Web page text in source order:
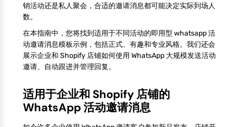
销活动还是私人聚会，合适的邀请消息都可能决定实际到场人
数。
在本指南中，您将找到适用于不同活动的即用型 whatsapp 活
动邀请消息模板示例，包括正式、有趣和专业风格。我们还会
展示企业和 Shopify 店铺如何使用 WhatsApp 大规模发送活动
邀请、自动跟进并管理回复。
适用于企业和 Shopify 店铺的
WhatsApp 活动邀请消息